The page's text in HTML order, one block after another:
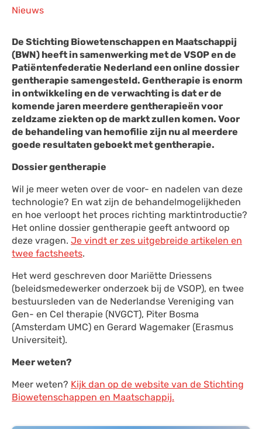
Nieuws
De Stichting Biowetenschappen en Maatschappij
(BWN) heeft in samenwerking met de VSOP en de
Patiëntenfederatie Nederland een online dossier
gentherapie samengesteld. Gentherapie is enorm
in ontwikkeling en de verwachting is dat er de
komende jaren meerdere gentherapieën voor
zeldzame ziekten op de markt zullen komen. Voor
de behandeling van hemofilie zijn nu al meerdere
goede resultaten geboekt met gentherapie.
Dossier gentherapie
Wil je meer weten over de voor- en nadelen van deze
technologie? En wat zijn de behandelmogelijkheden
en hoe verloopt het proces richting marktintroductie?
Het online dossier gentherapie geeft antwoord op
deze vragen. Je vindt er zes uitgebreide artikelen en
twee factsheets.
Het werd geschreven door Mariëtte Driessens
(beleidsmedewerker onderzoek bij de VSOP), en twee
bestuursleden van de Nederlandse Vereniging van
Gen- en Cel therapie (NVGCT), Piter Bosma
(Amsterdam UMC) en Gerard Wagemaker (Erasmus
Universiteit).
Meer weten?
Meer weten? Kijk dan op de website van de Stichting
Biowetenschappen en Maatschappij.